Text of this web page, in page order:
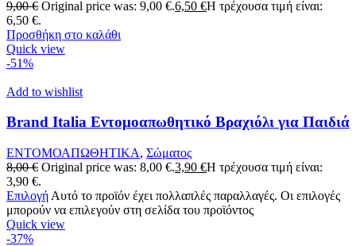
9,00€ Original price was: 9,00 €.6,50 €Η τρέχουσα τιμή είναι:
6,50 €.
Προσθήκη στο καλάθι
Quick view
-51%
Add to wishlist
Brand Italia Εντομοαπωθητικό Βραχιόλι για Παιδιά
ΕΝΤΟΜΟΑΠΩΘΗΤΙΚΑ, Σώματος
8,00€ Original price was: 8,00 €.3,90 €Η τρέχουσα τιμή είναι:
3,90 €.
Επιλογή Αυτό το προϊόν έχει πολλαπλές παραλλαγές. Οι επιλογές
μπορούν να επιλεγούν στη σελίδα του προϊόντος
Quick view
-37%